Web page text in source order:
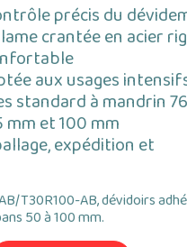
précis du
crantée en acier
aux usages
standard à mandrin
mm et 100 mm
expédition et
T30R100-AB, dévidoirs
50 à 100 mm.